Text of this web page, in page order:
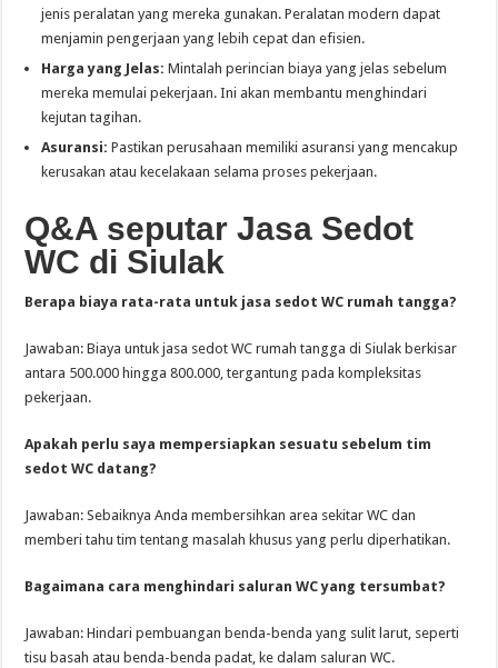
jenis peralatan yang mereka gunakan. Peralatan modern dapat
menjamin pengerjaan yang lebih cepat dan efisien.
Harga yang Jelas: Mintalah perincian biaya yang jelas sebelum
mereka memulai pekerjaan. Ini akan membantu menghindari
kejutan tagihan.
Asuransi: Pastikan perusahaan memiliki asuransi yang mencakup
kerusakan atau kecelakaan selama proses pekerjaan.
Q&A seputar Jasa Sedot
WC di Siulak
Berapa biaya rata-rata untuk jasa sedot WC rumah tangga?
Jawaban: Biaya untuk jasa sedot WC rumah tangga di Siulak berkisar
antara 500.000 hingga 800.000, tergantung pada kompleksitas
pekerjaan.
Apakah perlu saya mempersiapkan sesuatu sebelum tim
sedot WC datang?
Jawaban: Sebaiknya Anda membersihkan area sekitar WC dan
memberi tahu tim tentang masalah khusus yang perlu diperhatikan.
Bagaimana cara menghindari saluran WC yang tersumbat?
Jawaban: Hindari pembuangan benda-benda yang sulit larut, seperti
tisu basah atau benda-benda padat, ke dalam saluran WC.